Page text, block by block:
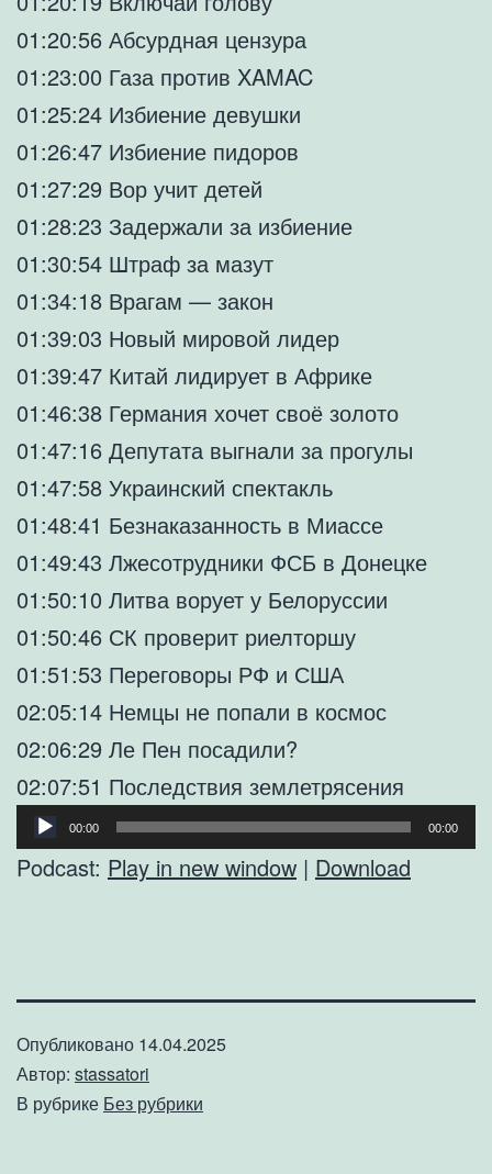
01:20:56 Абсурдная цензура
01:23:00 Газа против XAMAC
01:25:24 Избиение девушки
01:26:47 Избиение пидоров
01:27:29 Вор учит детей
01:28:23 Задержали за избиение
01:30:54 Штраф за мазут
01:34:18 Врагам — закон
01:39:03 Новый мировой лидер
01:39:47 Китай лидирует в Африке
01:46:38 Германия хочет своё золото
01:47:16 Депутата выгнали за прогулы
01:47:58 Украинский спектакль
01:48:41 Безнаказанность в Миассе
01:49:43 Лжесотрудники ФСБ в Донецке
01:50:10 Литва ворует у Белоруссии
01:50:46 СК проверит риелторшу
01:51:53 Переговоры РФ и США
02:05:14 Немцы не попали в космос
02:06:29 Ле Пен посадили?
02:07:51 Последствия землетрясения
Аудиоплеер
00:00 00:00
Podcast: Play in new window | Download
Опубликовано 14.04.2025
Автор: stassatori
В рубрике Без рубрики